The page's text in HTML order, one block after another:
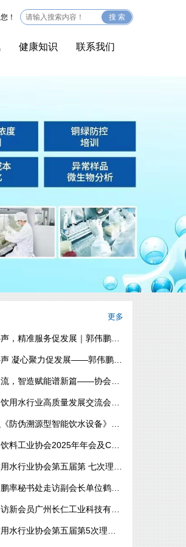
！ 搜 索
健康知识 联系我们
更多
务促发展｜郭伟鹏会长带队走访珠海片区会员企业
促发展——郭伟鹏会长率队走访肇庆区域会员单位
新篇——协会组织副会长单位赴芙蓉山泉、长仁科技走访学习
水行业高质量发展交流会圆满举办
水设备》团体标准起草组工作会议 凝聚行业共识助推高质量发展
会2025年年会及CBST2026国际展等系列活动
协会第五届第 七次理事会会议在广州顺利召开
山市华山泉食品饮料有限公司、会员单位佛山市顺德区威狮卡普塑料制品有限公司
有限公司、广州文莉纯净水有限公司、监事单位广州市南方山泉饮料有限公司
业协会第五届第5次理事会会议顺利召开